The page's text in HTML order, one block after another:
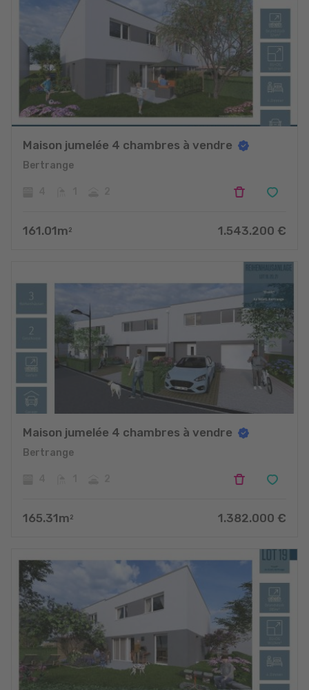
Maison jumelée 4 chambres à vendre
Bertrange
161.01m 2 1.543.200 €
Maison jumelée 4 chambres à vendre
Bertrange
165.31m 2 1.382.000 €